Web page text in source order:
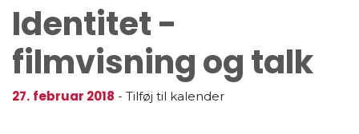
Identitet -
filmvisning og talk
27. februar 2018 - Tilføj til kalender